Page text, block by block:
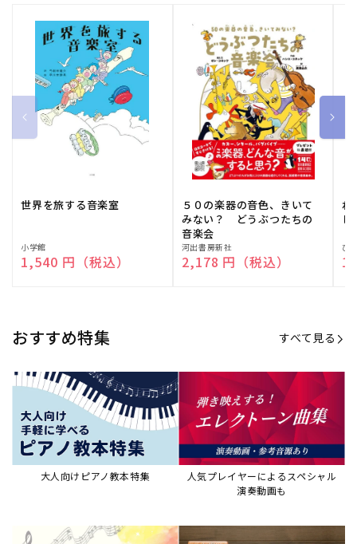
世界を旅する音楽室
販
売
小学館
通常価格
1,540 円（税込）
５０の楽器の音色、きいて
みない？ どうぶつたちの
音楽会
販
売
河出書房新社
通常価格
2,178 円（税込）
ね
販
売
ひ
おすすめ特集 すべて見る
大人向けピアノ教本特集
人気プレイヤーによるスペシャル
演奏動画も